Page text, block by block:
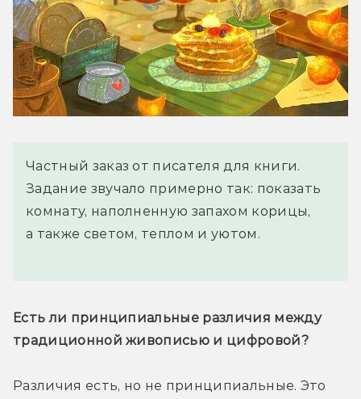
Частный заказ от писателя для книги.
Задание звучало примерно так: показать
комнату, наполненную запахом корицы,
а также светом, теплом и уютом.
Есть ли принципиальные различия между
традиционной живописью и цифровой?
Различия есть, но не принципиальные. Это